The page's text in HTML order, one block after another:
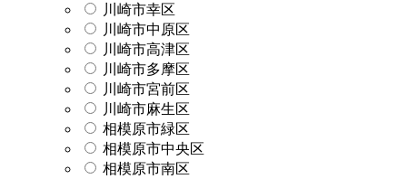
川崎市幸区
川崎市中原区
川崎市高津区
川崎市多摩区
川崎市宮前区
川崎市麻生区
相模原市緑区
相模原市中央区
相模原市南区